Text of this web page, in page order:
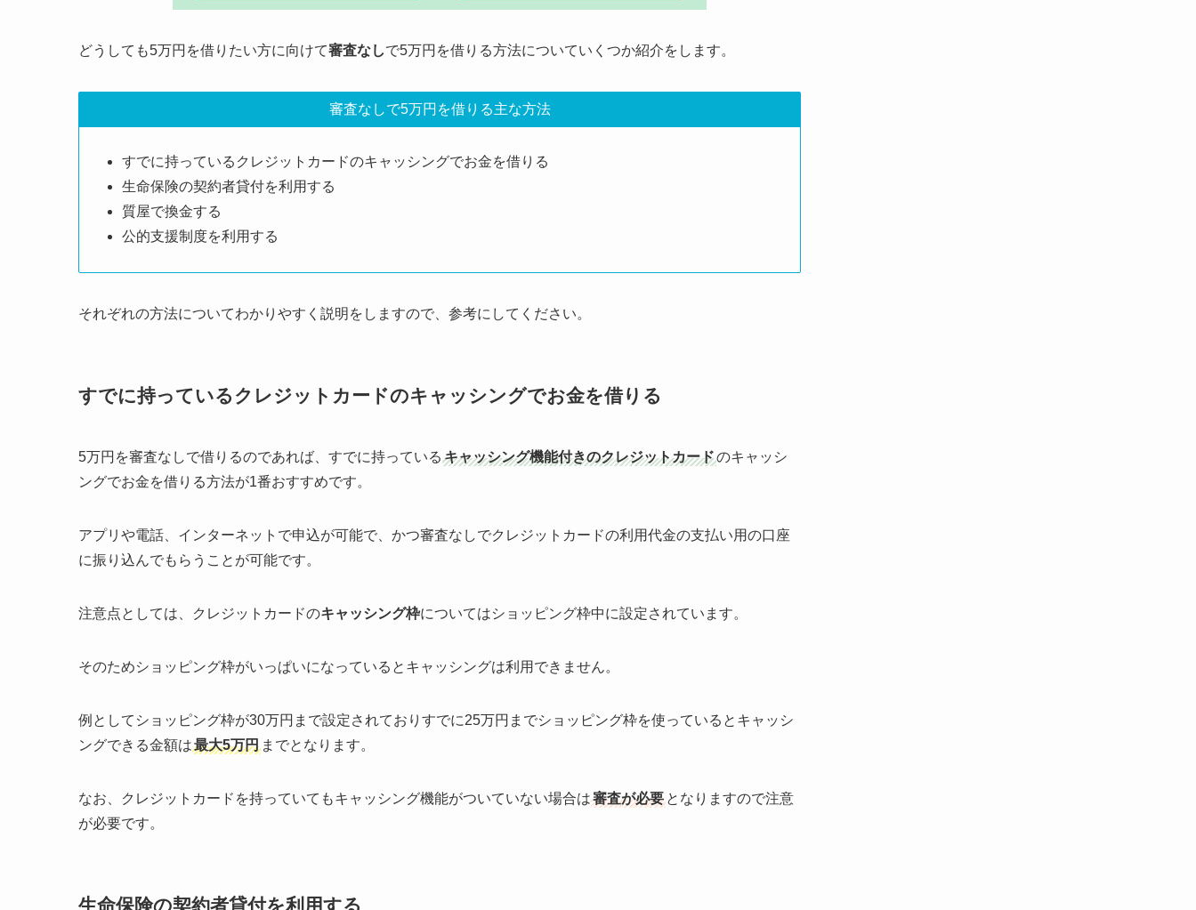
どうしても5万円を借りたい方に向けて審査なしで5万円を借りる方法についていくつか紹介をします。
審査なしで5万円を借りる主な方法
すでに持っているクレジットカードのキャッシングでお金を借りる
生命保険の契約者貸付を利用する
質屋で換金する
公的支援制度を利用する
それぞれの方法についてわかりやすく説明をしますので、参考にしてください。
すでに持っているクレジットカードのキャッシングでお金を借りる
5万円を審査なしで借りるのであれば、すでに持っている キャッシング機能付きのクレジットカードのキャッシ
ングでお金を借りる方法が1番おすすめです。
アプリや電話、インターネットで申込が可能で、かつ審査なしでクレジットカードの利用代金の支払い用の口座
に振り込んでもらうことが可能です。
注意点としては、クレジットカードのキャッシング枠についてはショッピング枠中に設定されています。
そのためショッピング枠がいっぱいになっているとキャッシングは利用できません。
例としてショッピング枠が30万円まで設定されておりすでに25万円までショッピング枠を使っているとキャッシ
ングできる金額は最大5万円 までとなります。
なお、クレジットカードを持っていてもキャッシング機能がついていない場合は審査が必要 となりますので注意
が必要です。
生命保険の契約者貸付を利用する